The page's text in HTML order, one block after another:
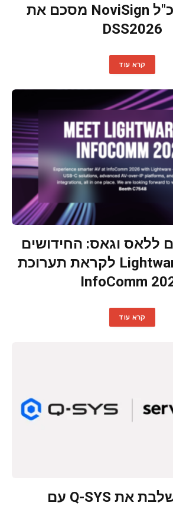
מצליח, מנכ"ל NoviSign מסכם את
DSS2026
קרא עוד
ללאס וגאס: החידושים
של חברת Lightware לקראת תערוכת
InfoComm
קרא עוד
QSC משלבת את Q-SYS עם